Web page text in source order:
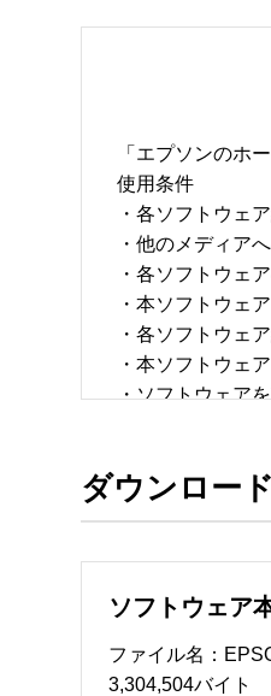
「エプソンのホ
使用条件
・各ソフトウェ
・他のメディア
・各ソフトウェ
・本ソフトウェ
・各ソフトウェ
・本ソフトウェ
・ソフトウェア
ソフトウェアの
ソフトウェアの
・ソフトウェア
ダウンロー
ソフトウェア
ファイル名：
3,304,504バイト